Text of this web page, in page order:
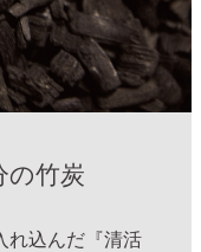
の竹炭
れ込んだ『清活